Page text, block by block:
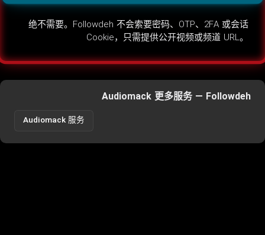
绝不需要。Followdeh 不会索要密码、OTP、2FA 或会话
Cookie，只需提供公开视频或频道 URL。
Audiomack 更多服务 — Followdeh
Audiomack 服务